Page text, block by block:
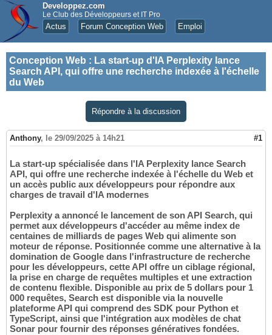
Developpez.com
Le Club des Développeurs et IT Pro
Actus Forum Conception Web Emploi
Conception Web : La start-up d'IA Perplexity lance
Search API, qui offre une recherche indexée à l'échelle
du Web
Répondre à la discussion
Anthony, le 29/09/2025 à 14h21 #1
La start-up spécialisée dans l'IA Perplexity lance Search
API, qui offre une recherche indexée à l'échelle du Web et
un accès public aux développeurs pour répondre aux
charges de travail d'IA modernes
Perplexity a annoncé le lancement de son API Search, qui
permet aux développeurs d'accéder au même index de
centaines de milliards de pages Web qui alimente son
moteur de réponse. Positionnée comme une alternative à la
domination de Google dans l'infrastructure de recherche
pour les développeurs, cette API offre un ciblage régional,
la prise en charge de requêtes multiples et une extraction
de contenu flexible. Disponible au prix de 5 dollars pour 1
000 requêtes, Search est disponible via la nouvelle
plateforme API qui comprend des SDK pour Python et
TypeScript, ainsi que l'intégration aux modèles de chat
Sonar pour fournir des réponses génératives fondées.